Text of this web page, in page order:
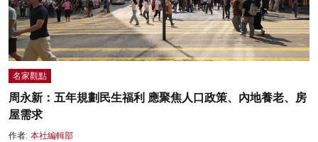
名家觀點
周永新：五年規劃民生福利 應聚焦人口政策、內地養老、房
屋需求
作者: 本社編輯部